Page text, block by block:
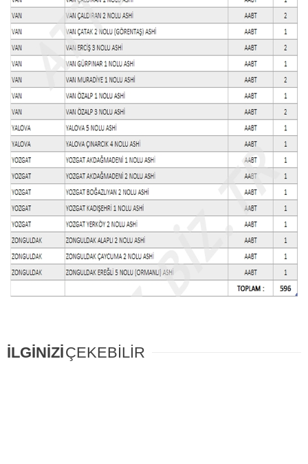
İLGİNİZİÇEKEBİLİR